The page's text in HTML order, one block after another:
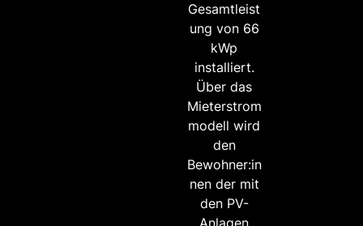
Gesamtleist
ung von 66
kWp
installiert.
Über das
Mieterstrom
modell wird
den
Bewohner:in
nen der mit
den PV-
Anlagen